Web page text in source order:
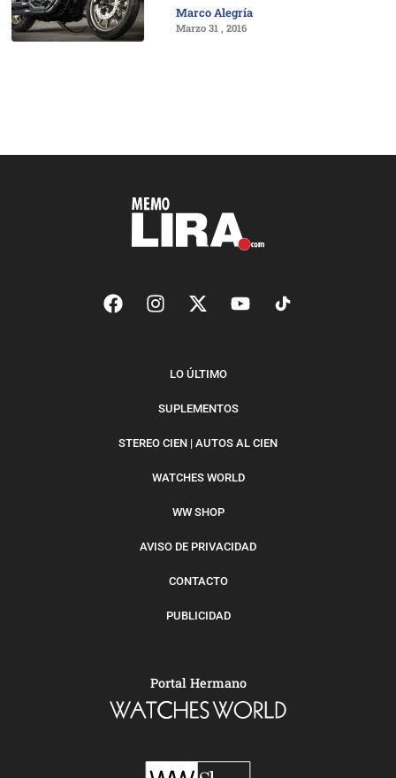
Marco Alegría
Marzo 31 , 2016
LO ÚLTIMO
SUPLEMENTOS
STEREO CIEN | AUTOS AL CIEN
WATCHES WORLD
WW SHOP
AVISO DE PRIVACIDAD
CONTACTO
PUBLICIDAD
Portal Hermano